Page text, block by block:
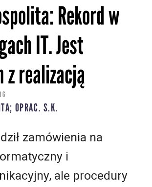
Rekord w
IT. Jest
z realizacją
OPRAC. S.K.
zamówienia na
i
ale procedury